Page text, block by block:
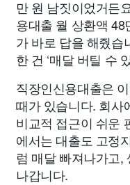
만 원 남짓이었거든
용대출 월 상환액
가 바로 답을 해줬습
한 건 ‘매달 버틸 수
직장인신용대출은
때가 있습니다. 회사
비교적 접근이 쉬운
에서는 대출도 고정
럼 매달 빠져나가고,
나갑니다.